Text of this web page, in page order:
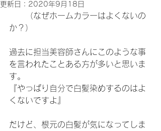
更新日： 2020年9月18日
（なぜホームカラーはよくないの
か？）
過去に担当美容師さんにこのような事
を言われたことある方が多いと思いま
す。
『やっぱり自分で白髪染めするのはよ
くないですよ』
だけど、根元の白髪が気になってしま